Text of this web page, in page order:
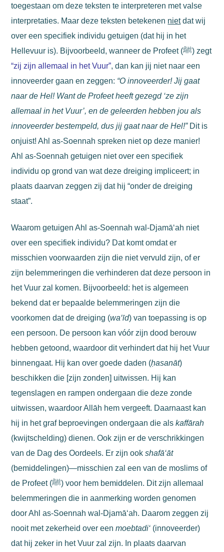
toegestaan om deze teksten te interpreteren met valse
interpretaties. Maar deze teksten betekenen nietdat wij
over een specifiek individu getuigen (dat hij in het
Hellevuur is). Bijvoorbeeld, wanneer de Profeet (ﷺ) zegt
“zij zijn allemaal in het Vuur”, dan kan jij niet naar een
innoveerder gaan en zeggen: “O innoveerder! Jij gaat
naar de Hel! Want de Profeet heeft gezegd ‘ze zijn
allemaal in het Vuur’, en de geleerden hebben jou als
innoveerder bestempeld, dus jij gaat naar de Hel!”Dit is
onjuist! Ahl as-Soennah spreken niet op deze manier!
Ahl as-Soennah getuigen niet over een specifiek
individu op grond van wat deze dreiging impliceert; in
plaats daarvan zeggen zij dat hij “onder de dreiging
staat”.
Waarom getuigen Ahl as-Soennah wal-Djamā‘ah niet
over een specifiek individu? Dat komt omdat er
misschien voorwaarden zijn die niet vervuld zijn, of er
zijn belemmeringen die verhinderen dat deze persoon in
het Vuur zal komen. Bijvoorbeeld: het is algemeen
bekend dat er bepaalde belemmeringen zijn die
voorkomen dat de dreiging (wa‘īd) van toepassing is op
een persoon. De persoon kan vóór zijn dood berouw
hebben getoond, waardoor dit verhindert dat hij het Vuur
binnengaat. Hij kan over goede daden (ḥasanāt)
beschikken die [zijn zonden] uitwissen. Hij kan
tegenslagen en rampen ondergaan die deze zonde
uitwissen, waardoor Allāh hem vergeeft. Daarnaast kan
hij in het graf beproevingen ondergaan die alskaffārah
(kwijtschelding) dienen. Ook zijn er de verschrikkingen
van de Dag des Oordeels. Er zijn ookshafā‘āt
(bemiddelingen)—misschien zal een van de moslims of
de Profeet (ﷺ) voor hem bemiddelen. Dit zijn allemaal
belemmeringen die in aanmerking worden genomen
door Ahl as-Soennah wal-Djamā‘ah. Daarom zeggen zij
nooit met zekerheid over eenmoebtadi‘ (innoveerder)
dat hij zeker in het Vuur zal zijn. In plaats daarvan